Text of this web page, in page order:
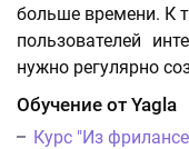
больше времени. К
пользователей
нужно регулярно
Обучение от Yagla
Курс "Из